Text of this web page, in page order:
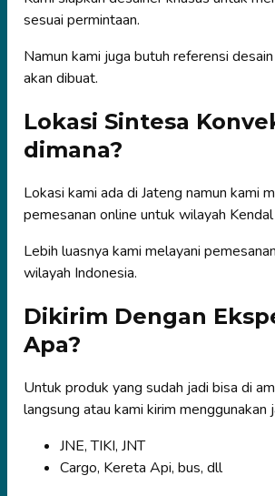
sesuai permintaan.
Namun kami juga butuh referensi
akan dibuat.
Lokasi Sintesa
dimana?
Lokasi kami ada di Jateng namun kami
pemesanan online untuk wilayah Kendal
Lebih luasnya kami melayani
wilayah Indonesia.
Dikirim Dengan
Apa?
Untuk produk yang sudah jadi bisa di
langsung atau kami kirim menggunakan
JNE, TIKI, JNT
Cargo, Kereta Api, bus, dll